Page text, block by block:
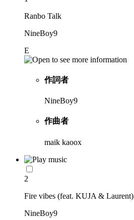
Ranbo Talk
NineBoy9
E
作詞者
NineBoy9
作曲者
maik kaoox
2
Fire vibes (feat. KUJA & Laurent)
NineBoy9